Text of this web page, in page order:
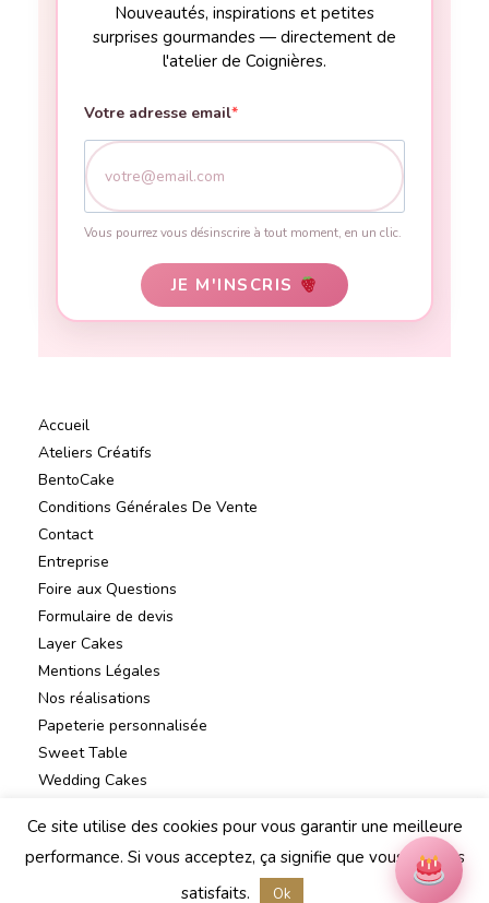
Nouveautés, inspirations et petites
surprises gourmandes — directement de
l'atelier de Coignières.
Votre adresse email
Vous pourrez vous désinscrire à tout moment, en un clic.
JE M'INSCRIS
Accueil
Ateliers Créatifs
BentoCake
Conditions Générales De Vente
Contact
Entreprise
Foire aux Questions
Formulaire de devis
Layer Cakes
Mentions Légales
Nos réalisations
Papeterie personnalisée
Sweet Table
Wedding Cakes
Ce site utilise des cookies pour vous garantir une meilleure
performance. Si vous acceptez, ça signifie que vous en êtes
satisfaits.
Ok